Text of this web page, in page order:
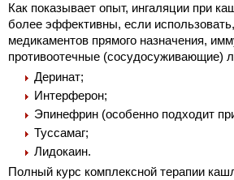
Как показывает опыт, ингаляции при
более эффективны, если
медикаментов прямого назначения,
противоотечные (сосудосуживающие)
Деринат;
Интерферон;
Эпинефрин (особенно подходит
Туссамаг;
Лидокаин.
Полный курс комплексной терапии